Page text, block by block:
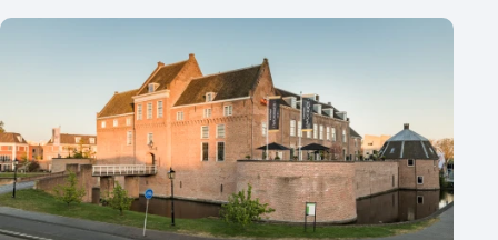
1 - 5 zalen
6 - 10 zalen
10 of meer zalen
Aantal personen
1 - 50 personen